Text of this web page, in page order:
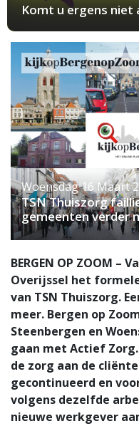
Komt u ergens niet
Woensdag 16 Maart
TSN Thuiszorg
gemeenten verder
BERGEN OP ZOOM
Overijssel het
van TSN Thuiszorg.
meer. Bergen op
Steenbergen en
gaan met Actief
de zorg aan de
gecontinueerd en
volgens dezelfde
nieuwe werkgever